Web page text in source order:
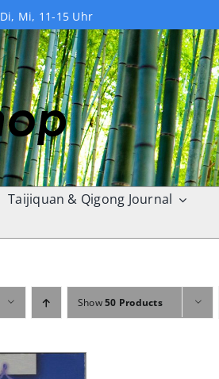
Di, Mi, 11-15 Uhr
Taijiquan & Qigong Journal
Show50 Products